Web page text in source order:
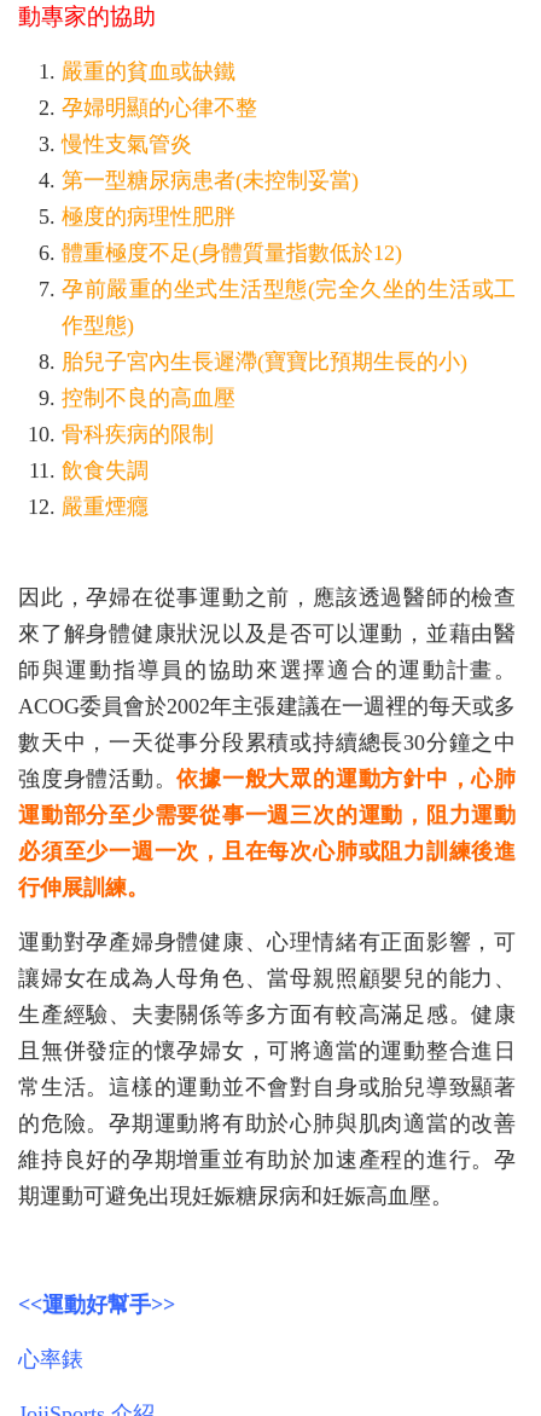
動專家的協助
嚴重的貧血或缺鐵
孕婦明顯的心律不整
慢性支氣管炎
第一型糖尿病患者(未控制妥當)
極度的病理性肥胖
體重極度不足(身體質量指數低於12)
孕前嚴重的坐式生活型態(完全久坐的生活或工
作型態)
胎兒子宮內生長遲滯(寶寶比預期生長的小)
控制不良的高血壓
骨科疾病的限制
飲食失調
嚴重煙癮
因此，孕婦在從事運動之前，應該透過醫師的檢查
來了解身體健康狀況以及是否可以運動，並藉由醫
師與運動指導員的協助來選擇適合的運動計畫。
ACOG委員會於2002年主張建議在一週裡的每天或多
數天中，一天從事分段累積或持續總長30分鐘之中
強度身體活動。依據一般大眾的運動方針中，心肺
運動部分至少需要從事一週三次的運動，阻力運動
必須至少一週一次，且在每次心肺或阻力訓練後進
行伸展訓練。
運動對孕產婦身體健康、心理情緒有正面影響，可
讓婦女在成為人母角色、當母親照顧嬰兒的能力、
生產經驗、夫妻關係等多方面有較高滿足感。健康
且無併發症的懷孕婦女，可將適當的運動整合進日
常生活。這樣的運動並不會對自身或胎兒導致顯著
的危險。孕期運動將有助於心肺與肌肉適當的改善
維持良好的孕期增重並有助於加速產程的進行。孕
期運動可避免出現妊娠糖尿病和妊娠高血壓。
<<運動好幫手>>
心率錶